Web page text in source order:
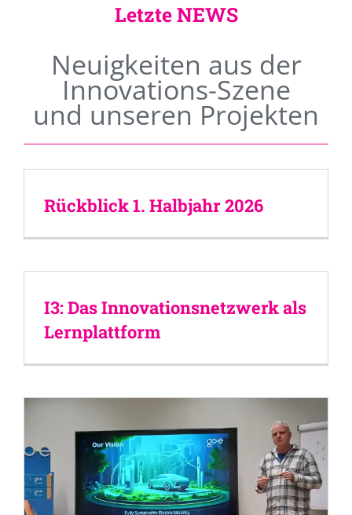
Letzte NEWS
Neuigkeiten aus der
Innovations-Szene
und unseren Projekten
Rückblick 1. Halbjahr 2026
I3: Das Innovationsnetzwerk als
Lernplattform